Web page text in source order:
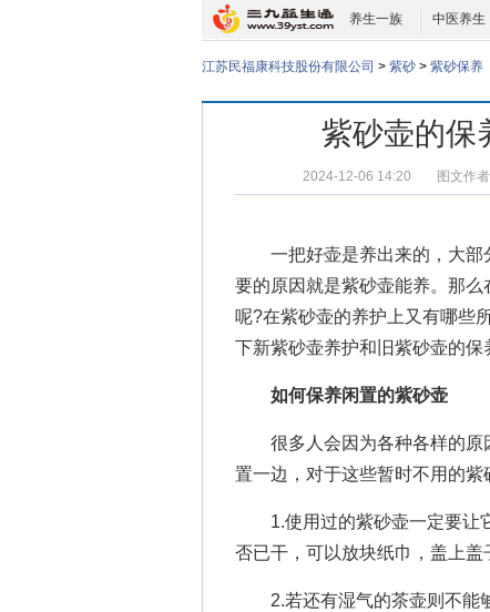
养生一族 中医养生
江苏民福康科技股份有限公司 > 紫砂 > 紫砂保养
紫砂壶的保
2024-12-06 14:20 图文作者
一把好壶是养出来的，大部
要的原因就是紫砂壶能养。那
呢?在紫砂壶的养护上又有哪些
下新紫砂壶养护和旧紫砂壶的保
如何保养闲置的紫砂壶
很多人会因为各种各样的原
置一边，对于这些暂时不用的紫
1.使用过的紫砂壶一定要让它
否已干，可以放块纸巾，盖上盖
2.若还有湿气的茶壶则不能够